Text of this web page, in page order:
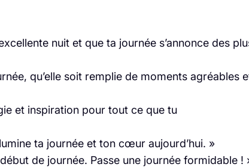
nuit et que ta journée s’annonce des
qu’elle soit remplie de moments agréables
et inspiration pour tout ce que tu
ta journée et ton cœur aujourd’hui. »
de journée. Passe une journée formidable !